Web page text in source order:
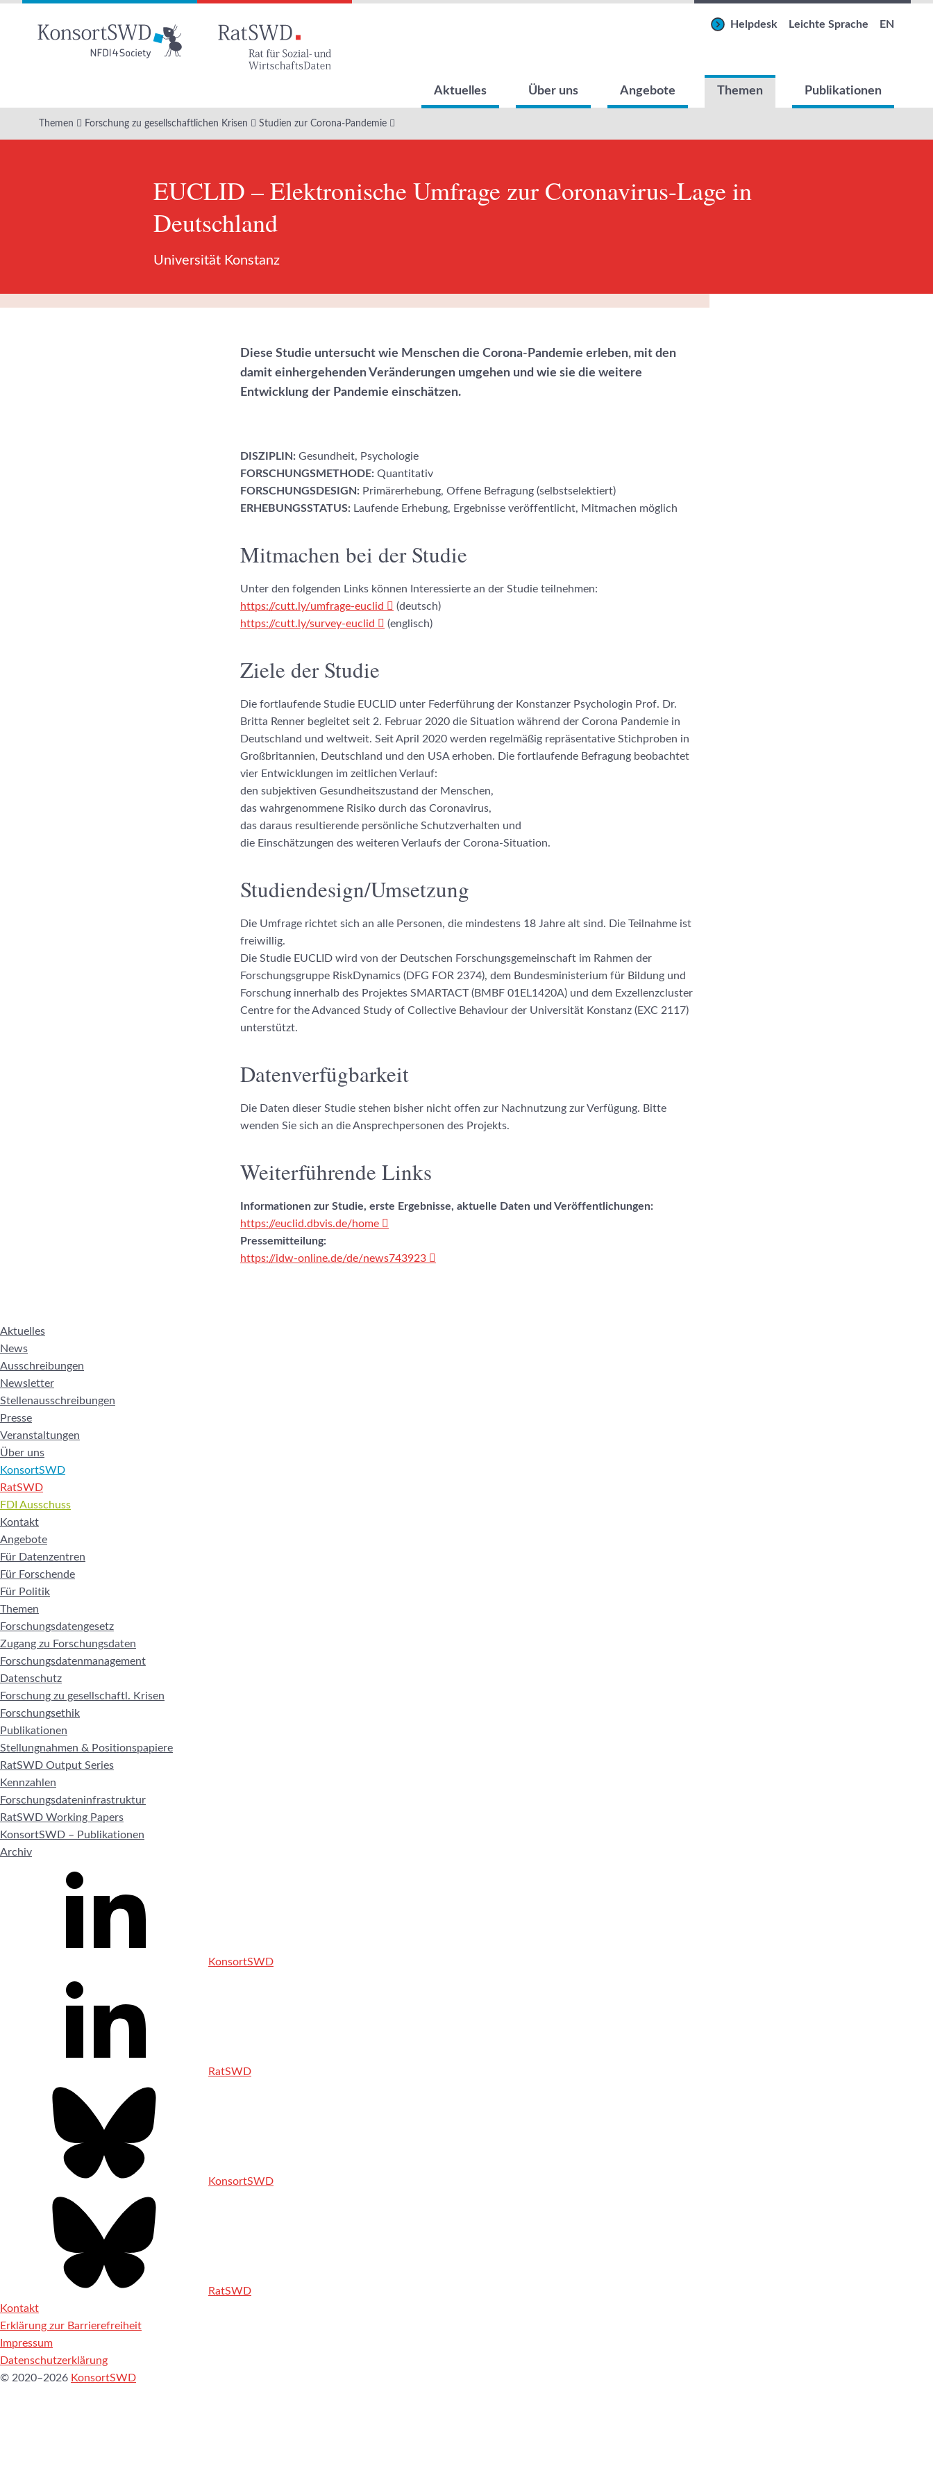
Hauptinhalt
Aktuelles Über uns Angebote Themen Publikationen
Helpdesk Leichte Sprache EN
Themen Forschung zu gesellschaftlichen Krisen Studien zur Corona-Pandemie
EUCLID – Elektronische Umfrage zur Coronavirus-Lage in
Deutschland
Universität Konstanz
Diese Studie untersucht wie Menschen die Corona-Pandemie erleben, mit den
damit einhergehenden Veränderungen umgehen und wie sie die weitere
Entwicklung der Pandemie einschätzen.
DISZIPLIN: Gesundheit, Psychologie
FORSCHUNGSMETHODE: Quantitativ
FORSCHUNGSDESIGN: Primärerhebung, Offene Befragung (selbstselektiert)
ERHEBUNGSSTATUS: Laufende Erhebung, Ergebnisse veröffentlicht, Mitmachen möglich
Mitmachen bei der Studie
Unter den folgenden Links können Interessierte an der Studie teilnehmen:
https://cutt.ly/umfrage-euclid
(deutsch)
https://cutt.ly/survey-euclid
(englisch)
Ziele der Studie
Die fortlaufende Studie EUCLID unter Federführung der Konstanzer Psychologin Prof. Dr.
Britta Renner begleitet seit 2. Februar 2020 die Situation während der Corona Pandemie in
Deutschland und weltweit. Seit April 2020 werden regelmäßig repräsentative Stichproben in
Großbritannien, Deutschland und den USA erhoben. Die fortlaufende Befragung beobachtet
vier Entwicklungen im zeitlichen Verlauf:
den subjektiven Gesundheitszustand der Menschen,
das wahrgenommene Risiko durch das Coronavirus,
das daraus resultierende persönliche Schutzverhalten und
die Einschätzungen des weiteren Verlaufs der Corona-Situation.
Studiendesign/Umsetzung
Die Umfrage richtet sich an alle Personen, die mindestens 18 Jahre alt sind. Die Teilnahme ist
freiwillig.
Die Studie EUCLID wird von der Deutschen Forschungsgemeinschaft im Rahmen der
Forschungsgruppe RiskDynamics (DFG FOR 2374), dem Bundesministerium für Bildung und
Forschung innerhalb des Projektes SMARTACT (BMBF 01EL1420A) und dem Exzellenzcluster
Centre for the Advanced Study of Collective Behaviour der Universität Konstanz (EXC 2117)
unterstützt.
Datenverfügbarkeit
Die Daten dieser Studie stehen bisher nicht offen zur Nachnutzung zur Verfügung. Bitte
wenden Sie sich an die Ansprechpersonen des Projekts.
Weiterführende Links
Informationen zur Studie, erste Ergebnisse, aktuelle Daten und Veröffentlichungen:
https://euclid.dbvis.de/home
Pressemitteilung:
https://idw-online.de/de/news743923
Aktuelles
News
Ausschreibungen
Newsletter
Stellenausschreibungen
Presse
Veranstaltungen
Über uns
KonsortSWD
RatSWD
FDI Ausschuss
Kontakt
Angebote
Für Datenzentren
Für Forschende
Für Politik
Themen
Forschungsdatengesetz
Zugang zu Forschungsdaten
Forschungsdatenmanagement
Datenschutz
Forschung zu gesellschaftl. Krisen
Forschungsethik
Publikationen
Stellungnahmen & Positionspapiere
RatSWD Output Series
Kennzahlen
Forschungsdateninfrastruktur
RatSWD Working Papers
KonsortSWD – Publikationen
Archiv
KonsortSWD
RatSWD
KonsortSWD
RatSWD
Kontakt
Erklärung zur Barrierefreiheit
Impressum
Datenschutzerklärung
© 2020–2026 KonsortSWD